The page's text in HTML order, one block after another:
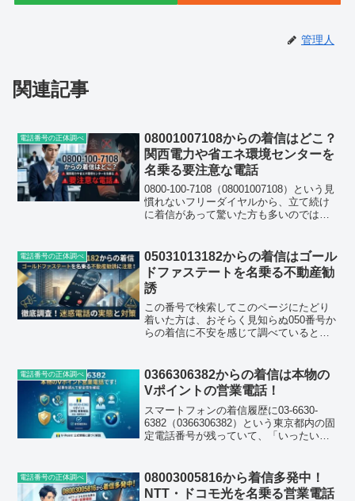
管理人
関連記事
電話番号の正体調べ
08001007108からの着信はどこ？
関西電力や省エネ環境センターを
名乗る要注意な電話
0800-100-7108（08001007108）という見
慣れないフリーダイヤルから、立て続け
に着信があって驚いた方も多いのではな
声も目立っています。結論から言うと...
電話番号の正体調べ
05031013182からの着信はゴール
ドファステートを名乗る不動産勧
誘
この番号で検索してこのページにたどり
着いた方は、おそらく見知らぬ050番号か
らの着信に不安を感じて調べているとこ
動産会社「ゴールドファステート」...
電話番号の正体調べ
0366306382からの着信は本物の
Vポイントの営業電話！
スマートフォンの着信履歴に03-6630-
6382（0366306382）という東京都内の固
定電話番号が残っていて、「いったい誰
最近になってかなりの頻度で全国各地の
人に...
電話番号の正体調べ
08003005816から着信多発中！
NTT・ドコモ光を名乗る営業電話